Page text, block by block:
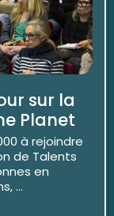
sur la
Planet
à rejoindre
de Talents
en
...